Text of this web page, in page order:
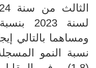
نسبة النمو